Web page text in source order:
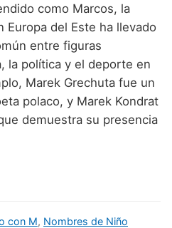
como Marcos, la
Europa del Este ha llevado
entre figuras
la política y el deporte en
Marek Grechuta fue un
polaco, y Marek Kondrat
demuestra su presencia
con M, Nombres de Niño